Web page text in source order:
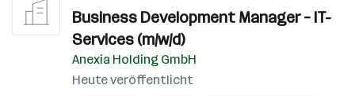
Business Development Manager – IT-
Services (m/w/d)
Anexia Holding GmbH
Heute veröffentlicht